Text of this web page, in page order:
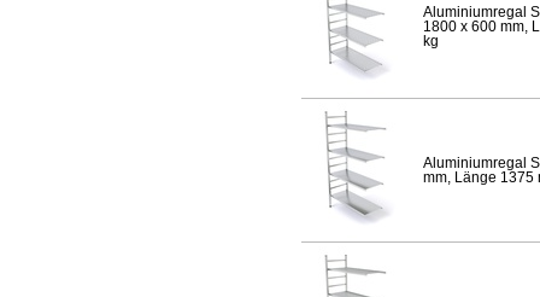
Aluminiumregal
1800 x 600 mm,
kg
Aluminiumregal
mm, Länge 1375